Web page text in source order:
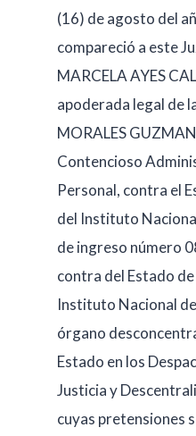
(16) de agosto del
compareció a este
MARCELA AYES
apoderada legal de
MORALES
Contencioso
Personal, contra el
del Instituto
de ingreso número
contra del Estado
Instituto Nacional
órgano
Estado en los
Justicia y
cuyas pretensiones